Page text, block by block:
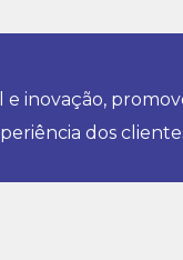
e inovação,
dos